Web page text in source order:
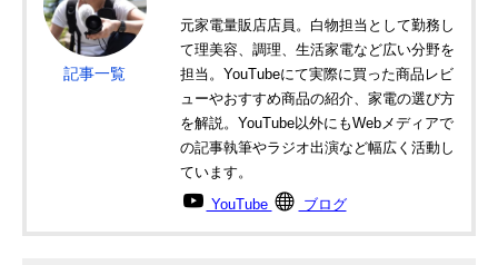
記事一覧
元家電量販店店員。白物担当として勤務し
て理美容、調理、生活家電など広い分野を
担当。YouTubeにて実際に買った商品レビ
ューやおすすめ商品の紹介、家電の選び方
を解説。YouTube以外にもWebメディアで
の記事執筆やラジオ出演など幅広く活動し
ています。
YouTube ブログ